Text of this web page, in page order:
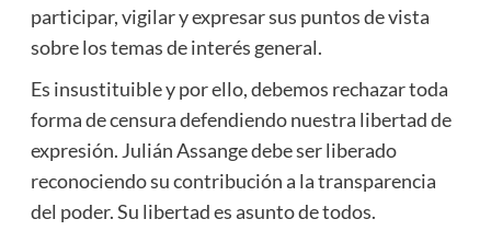
participar, vigilar y expresar sus puntos de vista
sobre los temas de interés general.
Es insustituible y por ello, debemos rechazar toda
forma de censura defendiendo nuestra libertad de
expresión. Julián Assange debe ser liberado
reconociendo su contribución a la transparencia
del poder. Su libertad es asunto de todos.